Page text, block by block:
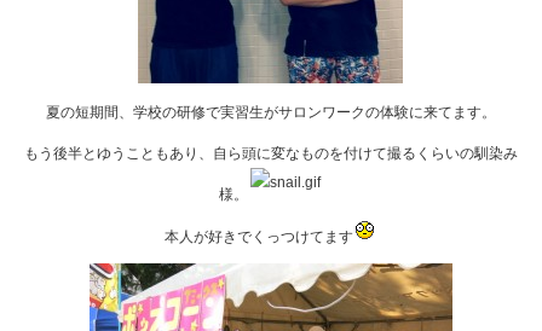
夏の短期間、学校の研修で実習生がサロンワークの体験に来てます。
もう後半とゆうこともあり、自ら頭に変なものを付けて撮るくらいの馴染み
様。
本人が好きでくっつけてます